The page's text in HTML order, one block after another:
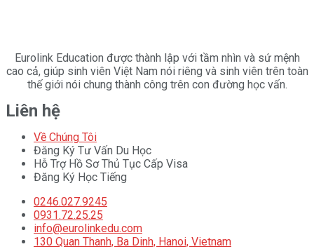
Eurolink Education được thành lập với tầm nhìn và sứ mệnh
cao cả, giúp sinh viên Việt Nam nói riêng và sinh viên trên toàn
thế giới nói chung thành công trên con đường học vấn.
Liên hệ
Về Chúng Tôi
Đăng Ký Tư Vấn Du Học
Hỗ Trợ Hồ Sơ Thủ Tục Cấp Visa
Đăng Ký Học Tiếng
0246.027.9245
0931.72.25.25
info@eurolinkedu.com
130 Quan Thanh, Ba Dinh, Hanoi, Vietnam